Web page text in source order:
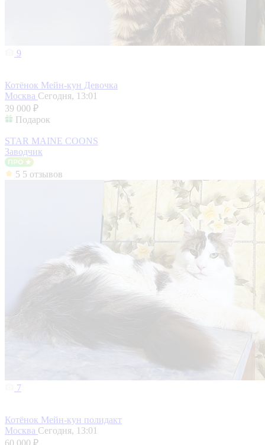
9
Котёнок Мейн-кун Девочка
Москва Сегодня, 13:01
39 000 ₽
Подарок
STAR MAINE COONS
Заводчик
5 5 отзывов
7
Котёнок Мейн-кун полидакт
Москва Сегодня, 13:01